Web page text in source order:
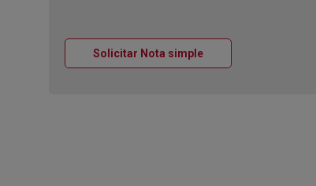
Solicitar Nota simpleVentana nueva